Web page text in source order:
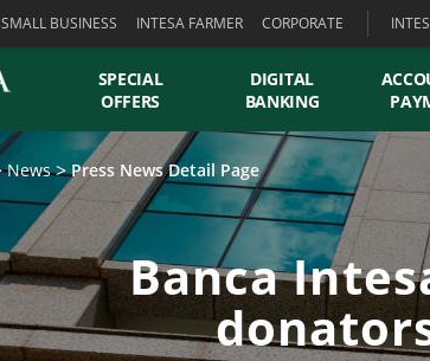
SMALL BUSINESS INTESA FARMER CORPORATE
SPECIAL
OFFERS
DIGITAL
BANKING
News Press News Detail Page
Banca